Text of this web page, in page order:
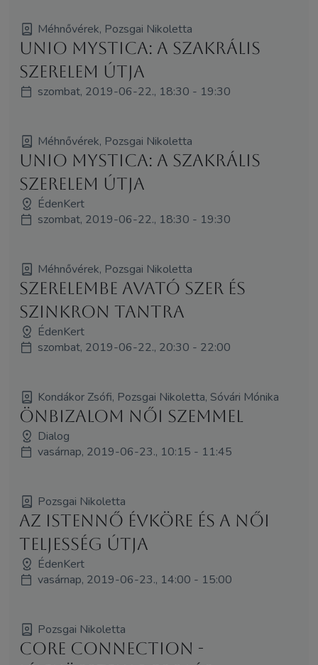
Méhnővérek, Pozsgai Nikoletta
Unio Mystica: A Szakrális
SzerElem útja
szombat, 2019-06-22., 18:30 - 19:30
Méhnővérek, Pozsgai Nikoletta
Unio Mystica: A Szakrális
SzerElem útja
ÉdenKert
szombat, 2019-06-22., 18:30 - 19:30
Méhnővérek, Pozsgai Nikoletta
Szerelembe Avató Szer és
Szinkron Tantra
ÉdenKert
szombat, 2019-06-22., 20:30 - 22:00
Kondákor Zsófi, Pozsgai Nikoletta, Sóvári Mónika
Önbizalom női szemmel
Dialog
vasárnap, 2019-06-23., 10:15 - 11:45
Pozsgai Nikoletta
Az Istennő évköre és a női
teljesség útja
ÉdenKert
vasárnap, 2019-06-23., 14:00 - 15:00
Pozsgai Nikoletta
Core Connection -